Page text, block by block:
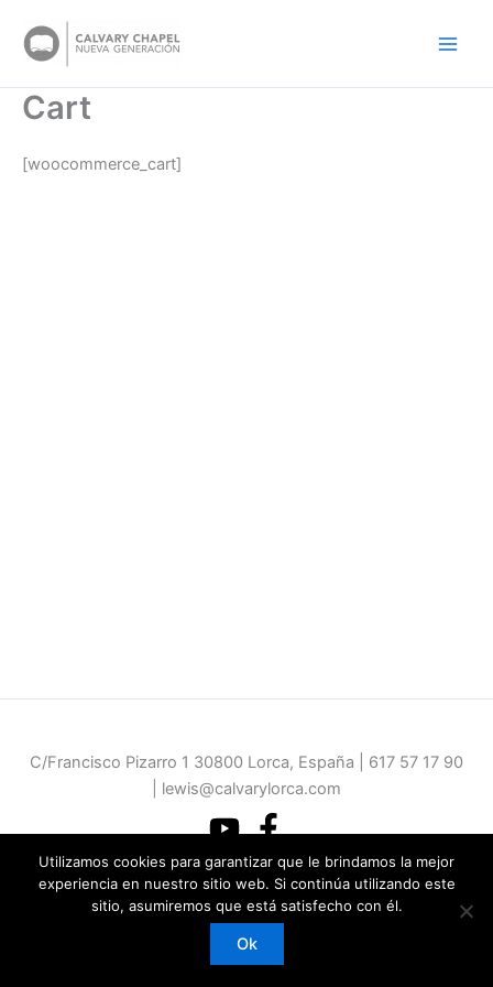
content
Cart
[woocommerce_cart]
C/Francisco Pizarro 1 30800 Lorca, España | 617 57 17 90
| lewis@calvarylorca.com
Copyright © 2026 | Iglesia Calvary Chapel Nueva Generación Lorca
Utilizamos cookies para garantizar que le brindamos la mejor
experiencia en nuestro sitio web. Si continúa utilizando este
sitio, asumiremos que está satisfecho con él.
Ok